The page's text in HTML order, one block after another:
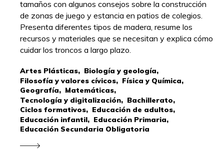
tamaños con algunos consejos sobre la construcción
de zonas de juego y estancia en patios de colegios.
Presenta diferentes tipos de madera, resume los
recursos y materiales que se necesitan y explica cómo
cuidar los troncos a largo plazo.
Artes Plásticas, Biología y geología,
Filosofía y valores cívicos, Física y Química,
Geografía, Matemáticas,
Tecnología y digitalización, Bachillerato,
Ciclos formativos, Educación de adultos,
Educación infantil, Educación Primaria,
Educación Secundaria Obligatoria